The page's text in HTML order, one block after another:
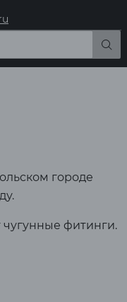
городе
чугунные фитинги.